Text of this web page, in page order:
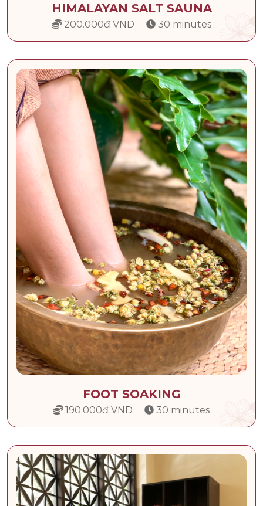
HIMALAYAN SALT SAUNA
200.000đ VND 30 minutes
FOOT SOAKING
190.000đ VND 30 minutes